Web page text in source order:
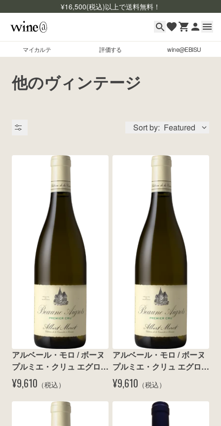
¥16,500(税込)以上で送料無料！
マイカルテ 評価する wine@EBISU
マイカルテ
評価する
商品検索
ログイン
よくあるご質問
お問い合わせ
他のヴィンテージ
Sort by: Featured
銘柄コード
アルベール・モロ / ボーヌ
プルミエ・クリュ エグロ
ブラン 2015
¥9,610 （税込）
アルベール・モロ / ボーヌ
プルミエ・クリュ エグロ
ブラン 2018
¥9,610 （税込）